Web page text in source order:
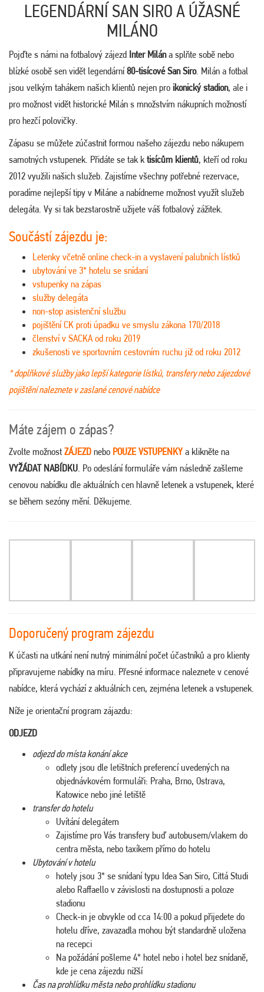
LEGENDÁRNÍ SAN SIRO A ÚŽASNÉ
MILÁNO
Pojďte s námi na fotbalový zájezd Inter Milána splňte sobě nebo
blízké osobě sen vidět legendární80-tisícové San Siro. Milán a fotbal
jsou velkým tahákem našich klientů nejen pro ikonický stadion, ale i
pro možnost vidět historické Milán s množstvím nákupních možností
pro hezčí polovičky.
Zápasu se můžete zúčastnit formou našeho zájezdu nebo nákupem
samotných vstupenek. Přidáte se tak ktisícům klientů, kteří od roku
2012 využili našich služeb. Zajistíme všechny potřebné rezervace,
poradíme nejlepší tipy v Miláne a nabídneme možnost využít služeb
delegáta. Vy si tak bezstarostně užijete váš fotbalový zážitek.
Součástí zájezdu je:
Letenky včetně online check-in a vystavení palubních lístků
ubytování ve 3* hotelu se snídaní
vstupenky na zápas
služby delegáta
non-stop asistenční službu
pojištění CK proti úpadku ve smyslu zákona 170/2018
členství v SACKA od roku 2019
zkušenosti ve sportovním cestovním ruchu již od roku 2012
* doplňkové služby jako lepší kategorie lístků, transfery nebo zájezdové
pojištění naleznete v zaslané cenové nabídce
Máte zájem o zápas?
Zvolte možnost ZÁJEZD nebo POUZE VSTUPENKY a klikněte na
VYŽÁDAT NABÍDKU. Po odeslání formuláře vám následně zašleme
cenovou nabídku dle aktuálních cen hlavně letenek a vstupenek, které
se během sezóny mění. Děkujeme.
Doporučený program zájezdu
K účasti na utkání není nutný minimální počet účastníků a pro klienty
připravujeme nabídky na míru. Přesné informace naleznete v cenové
nabídce, která vychází z aktuálních cen, zejména letenek a vstupenek.
Níže je orientační program zájazdu:
ODJEZD
odjezd do místa konání akce
odlety jsou dle letištních preferencí uvedených na
objednávkovém formuláři: Praha, Brno, Ostrava,
Katowice nebo jiné letiště
transfer do hotelu
Uvítání delegátem
Zajistíme pro Vás transfery buď autobusem/vlakem do
centra města, nebo taxíkem přímo do hotelu
Ubytování v hotelu
hotely jsou 3* se snídaní typu Idea San Siro, Cittá Studi
alebo Raffaello v závislosti na dostupnosti a poloze
stadionu
Check-in je obvykle od cca 14:00 a pokud přijedete do
hotelu dříve, zavazadla mohou být standardně uložena
na recepci
Na požádání pošleme 4* hotel nebo i hotel bez snídaně,
kde je cena zájezdu nižší
Čas na prohlídku města nebo prohlídku stadionu